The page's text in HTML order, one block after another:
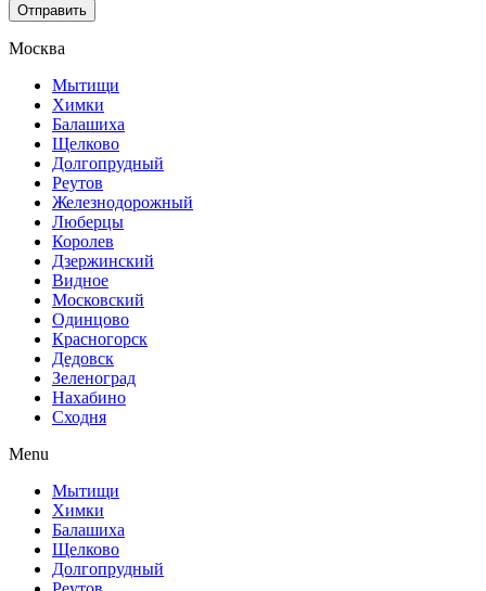
Отправить
Москва
Мытищи
Химки
Балашиха
Щелково
Долгопрудный
Реутов
Железнодорожный
Люберцы
Королев
Дзержинский
Видное
Московский
Одинцово
Красногорск
Дедовск
Зеленоград
Нахабино
Сходня
Menu
Мытищи
Химки
Балашиха
Щелково
Долгопрудный